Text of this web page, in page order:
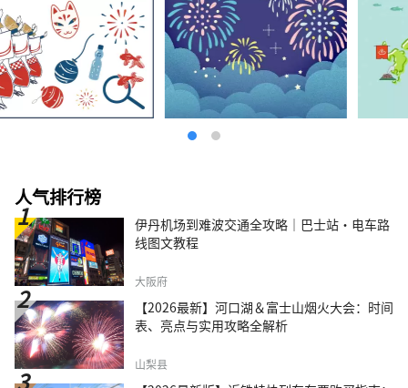
人气排行榜
伊丹机场到难波交通全攻略｜巴士站・电车路
线图文教程
大阪府
【2026最新】河口湖＆富士山烟火大会：时间
表、亮点与实用攻略全解析
山梨县